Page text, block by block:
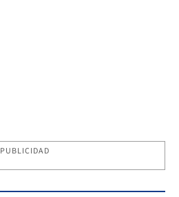
PUBLICIDAD